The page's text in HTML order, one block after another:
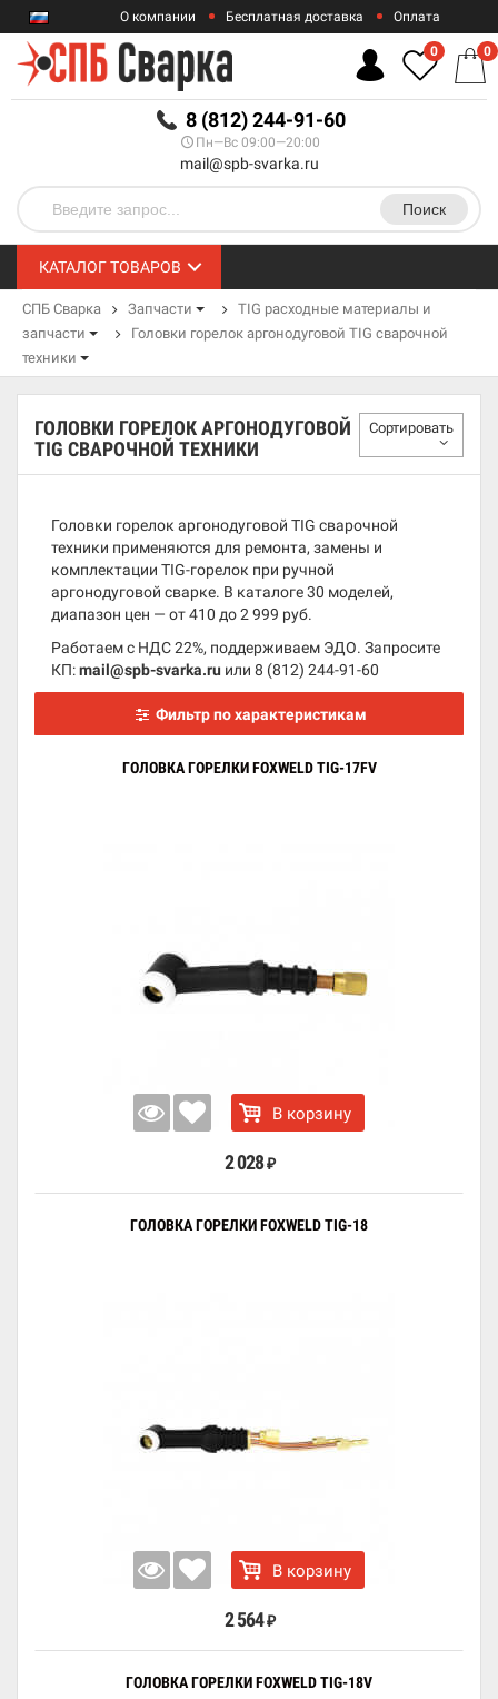
RUB
О компании Бесплатная доставка Оплата
Гарантии
8 (812) 244-91-60
Пн—Вс 09:00—20:00
mail@spb-svarka.ru
Поиск
0 0
КАТАЛОГ ТОВАРОВ
СПБ Сварка Запчасти
TIG расходные материалы и
запчасти
Головки горелок аргонодуговой TIG сварочной
техники
ГОЛОВКИ ГОРЕЛОК АРГОНОДУГОВОЙ
TIG СВАРОЧНОЙ ТЕХНИКИ
Сортировать
Головки горелок аргонодуговой TIG сварочной
техники применяются для ремонта, замены и
комплектации TIG-горелок при ручной
аргонодуговой сварке. В каталоге 30 моделей,
диапазон цен — от 410 до 2 999 руб.
Работаем с НДС 22%, поддерживаем ЭДО. Запросите
КП:mail@spb-svarka.ru или 8 (812) 244-91-60
Фильтр по характеристикам
ГОЛОВКА ГОРЕЛКИ FOXWELD TIG-17FV
В корзину
2 028 ₽
ГОЛОВКА ГОРЕЛКИ FOXWELD TIG-18
В корзину
2 564 ₽
ГОЛОВКА ГОРЕЛКИ FOXWELD TIG-18V